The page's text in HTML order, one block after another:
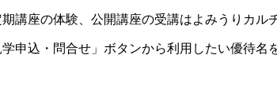
座の体験、公開講座の受講はよみうりカル
込・問合せ」ボタンから利用したい優待名